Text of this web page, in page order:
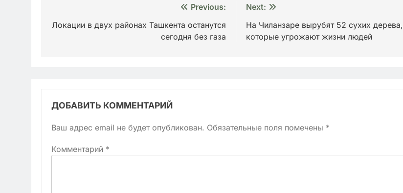
по
Previous:
Локации в двух районах Ташкента останутся
сегодня без газа
Next:
На Чиланзаре вырубят 52 сухих дерева,
которые угрожают жизни людей
ДОБАВИТЬ КОММЕНТАРИЙ
Ваш адрес email не будет опубликован. Обязательные поля помечены *
Комментарий *